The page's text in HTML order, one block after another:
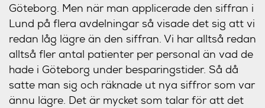
Göteborg. Men när man applicerade den siffran i
Lund på flera avdelningar så visade det sig att vi
redan låg lägre än den siffran. Vi har alltså redan
alltså fler antal patienter per personal än vad de
hade i Göteborg under besparingstider. Så då
satte man sig och räknade ut nya siffror som var
ännu lägre. Det är mycket som talar för att det